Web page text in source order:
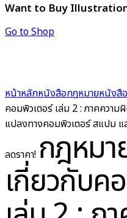
Want to Buy
Go to Shop
หน้าหลักหนังสือกฎหมายหนังสื
คอมพิวเตอร์ เล่ม 2 : ภาคความ
แปลงทางคอมพิวเตอร์ สแปม แ
ลดราคา! กฎหม
เกี่ยวกับค